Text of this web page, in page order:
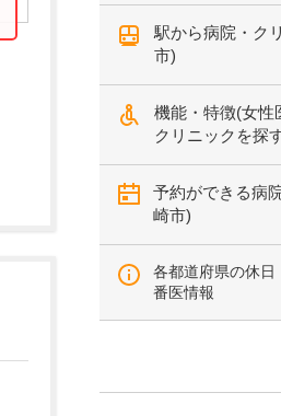
駅から病院・ク
市)
機能・特徴(女性
クリニックを探
予約ができる病
崎市)
各都道府県の休日
番医情報